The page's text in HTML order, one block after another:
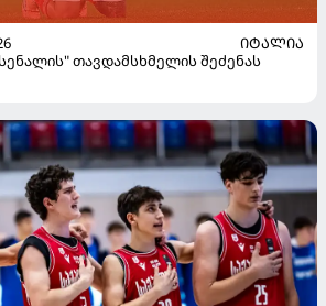
ᲘᲢᲐᲚᲘᲐ
თავდამსხმელის შეძენას